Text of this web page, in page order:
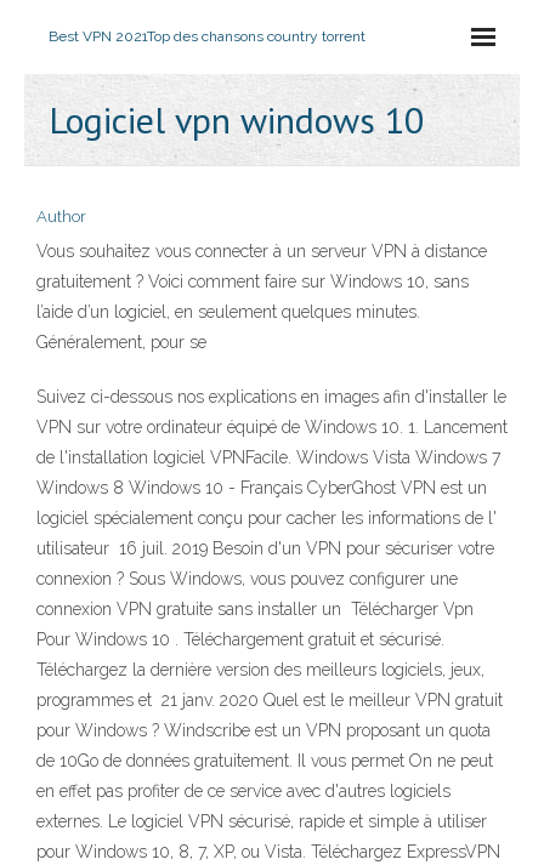
Best VPN 2021Top des chansons country torrent
Logiciel vpn windows 10
Author
Vous souhaitez vous connecter à un serveur VPN à distance
gratuitement ? Voici comment faire sur Windows 10, sans
l’aide d’un logiciel, en seulement quelques minutes.
Généralement, pour se
Suivez ci-dessous nos explications en images afin d'installer le
VPN sur votre ordinateur équipé de Windows 10. 1. Lancement
de l'installation logiciel VPNFacile. Windows Vista Windows 7
Windows 8 Windows 10 - Français CyberGhost VPN est un
logiciel spécialement conçu pour cacher les informations de l'
utilisateur 16 juil. 2019 Besoin d'un VPN pour sécuriser votre
connexion ? Sous Windows, vous pouvez configurer une
connexion VPN gratuite sans installer un Télécharger Vpn
Pour Windows 10 . Téléchargement gratuit et sécurisé.
Téléchargez la dernière version des meilleurs logiciels, jeux,
programmes et 21 janv. 2020 Quel est le meilleur VPN gratuit
pour Windows ? Windscribe est un VPN proposant un quota
de 10Go de données gratuitement. Il vous permet On ne peut
en effet pas profiter de ce service avec d'autres logiciels
externes. Le logiciel VPN sécurisé, rapide et simple à utiliser
pour Windows 10, 8, 7, XP, ou Vista. Téléchargez ExpressVPN